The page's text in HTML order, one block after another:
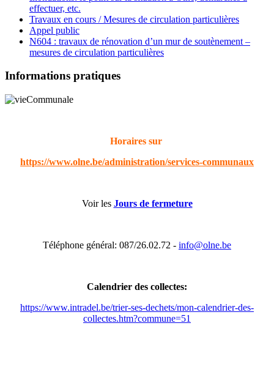
effectuer, etc.
Travaux en cours / Mesures de circulation particulières
Appel public
N604 : travaux de rénovation d’un mur de soutènement –
mesures de circulation particulières
Informations pratiques
Horaires sur
https://www.olne.be/administration/services-communaux
Voir les Jours de fermeture
Téléphone général: 087/26.02.72 - info@olne.be
Calendrier des collectes:
https://www.intradel.be/trier-ses-dechets/mon-calendrier-des-
collectes.htm?commune=51